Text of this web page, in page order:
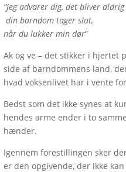
”Jeg advarer dig, det bliver
din barndom tager slut,
når du lukker min dør”
Ak og ve – det stikker i hjertet
side af barndommens land,
hvad voksenlivet har i vente
Bedst som det ikke synes at
hendes arme ender i to
hænder.
Igennem forestillingen sker
er den opgivende, der ikke